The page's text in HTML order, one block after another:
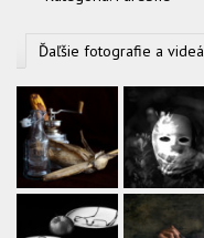
Ďaľšie fotografie a videá